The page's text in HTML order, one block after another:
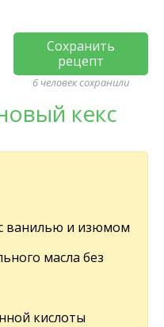
Сохранить
рецепт
6 человек сохранили
кекс
с ванилью и изюмом
масла без
кислоты